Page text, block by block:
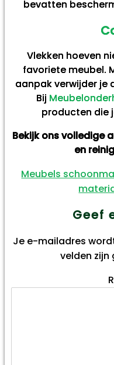
bevatten
Vlekken hoeven
favoriete meubel.
aanpak verwijder je
Bij
producten die
Bekijk ons volledige
en
Meubels
Geef
Je e-mailadres
velden